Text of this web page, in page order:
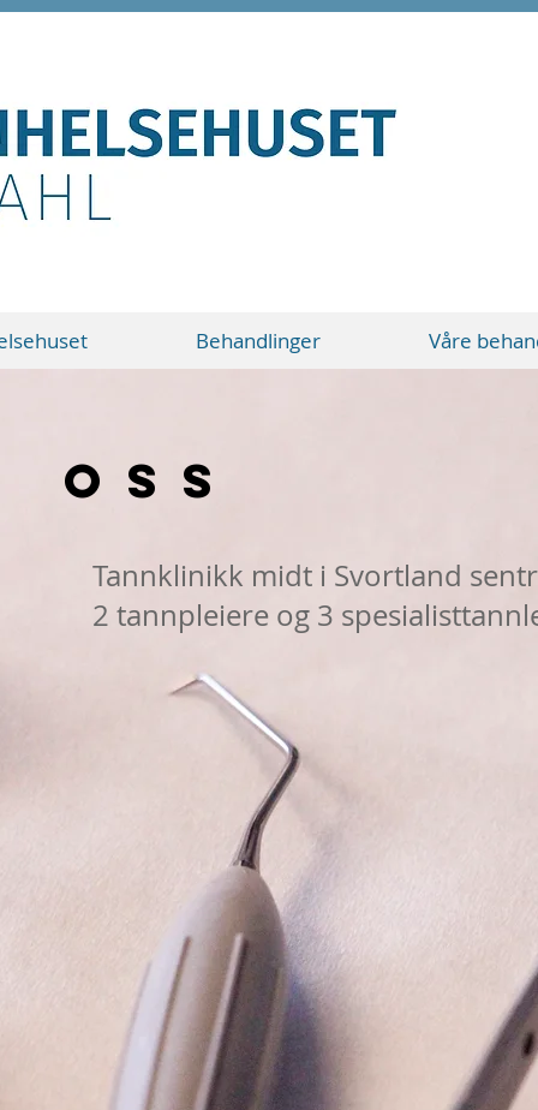
Behandlinger Våre
oss
Tannklinikk midt i Svortland
2 tannpleiere og 3